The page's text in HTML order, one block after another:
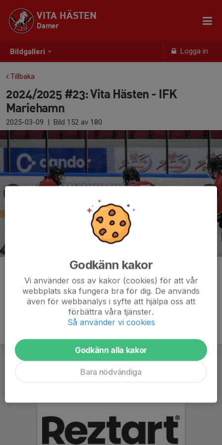
Bildgalleri Logga in
VITA HÄSTEN
Damer
Tillbaka
2024/2025 #23: Vita Hästen - IFK
Mariehamn
2025-03-09 | Bild 152 av 180
Godkänn kakor
Vi använder oss av kakor (cookies) för att vår
webbplats ska fungera bra för dig. De används
även för webbanalys i syfte att hjälpa oss att
förbättra våra tjänster.
Så använder vi cookies
Godkänn alla kakor
Bara nödvändiga